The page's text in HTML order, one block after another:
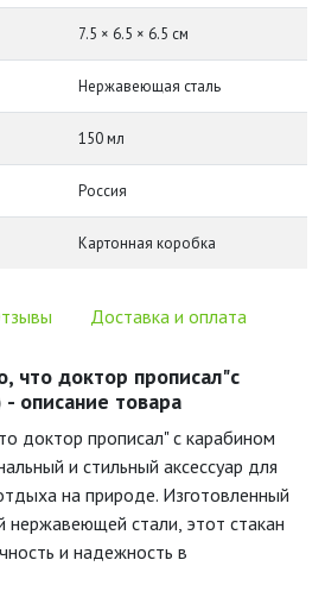
7.5 × 6.5 × 6.5 см
Нержавеющая сталь
150 мл
Россия
Картонная коробка
Доставка и оплата
что доктор прописал"с
описание товара
доктор прописал" с карабином
и стильный аксессуар для
на природе. Изготовленный
нержавеющей стали, этот стакан
и надежность в